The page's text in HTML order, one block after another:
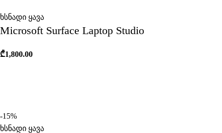
ხსნადი ყავა
Microsoft Surface Laptop Studio
₾1,800.00
-15%
ხსნადი ყავა